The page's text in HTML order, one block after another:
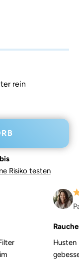
rein
Risiko testen
Husten